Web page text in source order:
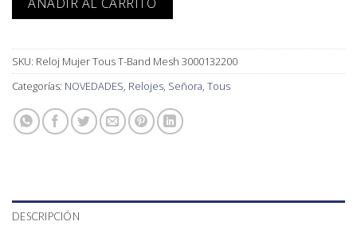
SKU: Reloj Mujer Tous T-Band Mesh 3000132200
Categorías: NOVEDADES, Relojes, Señora, Tous
DESCRIPCIÓN